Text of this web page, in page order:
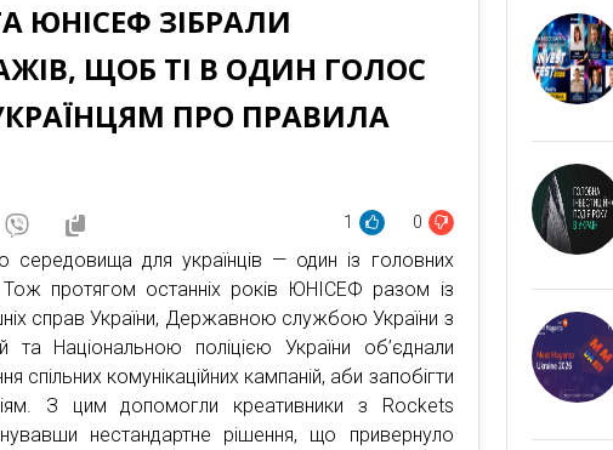
ЮНІСЕФ ЗІБРАЛИ
ЩОБ ТІ В ОДИН ГОЛОС
ПРО ПРАВИЛА
1 0
середовища для українців — один із головних
Тож протягом останніх років ЮНІСЕФ разом із
справ України, Державною службою України з
та Національною поліцією України об’єднали
спільних комунікаційних кампаній, аби запобігти
З цим допомогли креативники з Rockets
нестандартне рішення, що привернуло